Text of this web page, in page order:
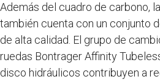
Además del cuadro de carbono,
también cuenta con un conjunto
de alta calidad. El grupo de
ruedas Bontrager Affinity
disco hidráulicos contribuyen a